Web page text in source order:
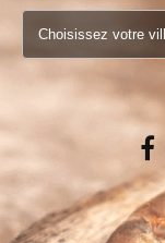
VOTRE COMPTE
NOTRE
VOS AVIS
MENTIONS
C.G.V